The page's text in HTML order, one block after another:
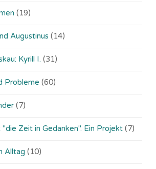
(19)
Augustinus (14)
Kyrill I. (31)
Probleme (60)
(7)
Zeit in Gedanken". Ein Projekt (7)
Alltag (10)